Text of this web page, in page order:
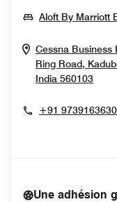
Aloft By Marriott
Cessna Business
Ring Road,
India 560103
+91 9739163630
Une adhésion